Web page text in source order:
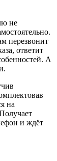
не
перезвонит
ответит
А
на
и ждёт